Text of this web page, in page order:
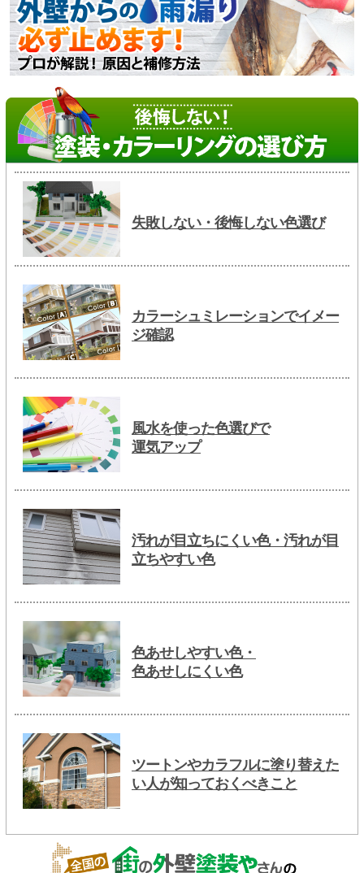
失敗しない・後悔しない色選び
カラーシュミレーションでイメー
ジ確認
風水を使った色選びで
運気アップ
汚れが目立ちにくい色・汚れが目
立ちやすい色
色あせしやすい色・
色あせしにくい色
ツートンやカラフルに塗り替えた
い人が知っておくべきこと